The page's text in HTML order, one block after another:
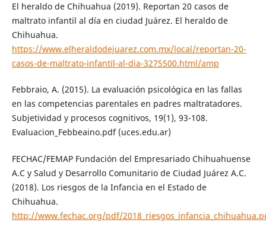
El heraldo de Chihuahua (2019). Reportan 20 casos de
maltrato infantil al día en ciudad Juárez. El heraldo de
Chihuahua.
https://www.elheraldodejuarez.com.mx/local/reportan-20-
casos-de-maltrato-infantil-al-dia-3275500.html/amp
Febbraio, A. (2015). La evaluación psicológica en las fallas
en las competencias parentales en padres maltratadores.
Subjetividad y procesos cognitivos, 19(1), 93-108.
Evaluacion_Febbeaino.pdf (uces.edu.ar)
FECHAC/FEMAP Fundación del Empresariado Chihuahuense
A.C y Salud y Desarrollo Comunitario de Ciudad Juárez A.C.
(2018). Los riesgos de la Infancia en el Estado de
Chihuahua.
http://www.fechac.org/pdf/